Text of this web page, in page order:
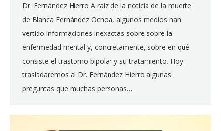
Dr. Fernández Hierro A raíz de la noticia de la muerte
de Blanca Fernández Ochoa, algunos medios han
vertido informaciones inexactas sobre sobre la
enfermedad mental y, concretamente, sobre en qué
consiste el trastorno bipolar y su tratamiento. Hoy
trasladaremos al Dr. Fernández Hierro algunas
preguntas que muchas personas…